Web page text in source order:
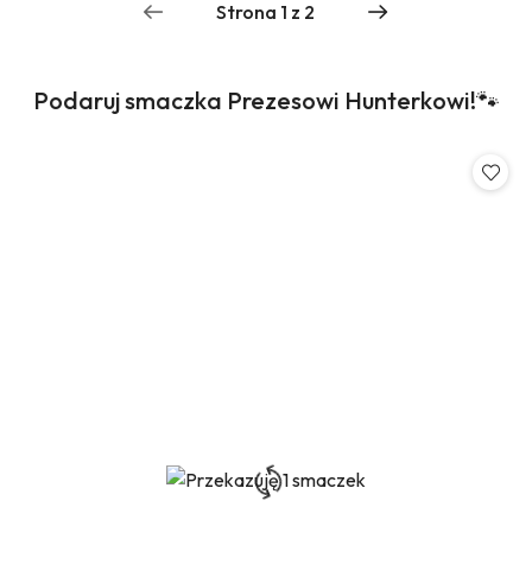
Pomiń karuzelę produktów
Produkty
Podaruj smaczka Prezesowi Hunterkowi!🐾